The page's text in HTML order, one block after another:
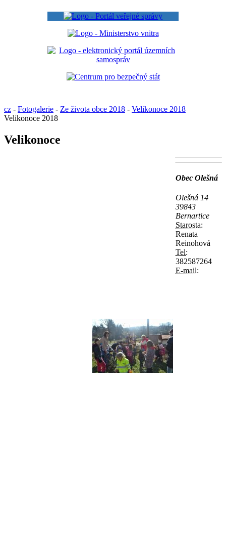
cz - Fotogalerie - Ze života obce 2018 - Velikonoce 2018
Velikonoce 2018
Velikonoce
Obec Olešná
Olešná 14
39843
Bernartice
Starosta:
Renata
Reinohová
Tel:
382587264
E-mail: